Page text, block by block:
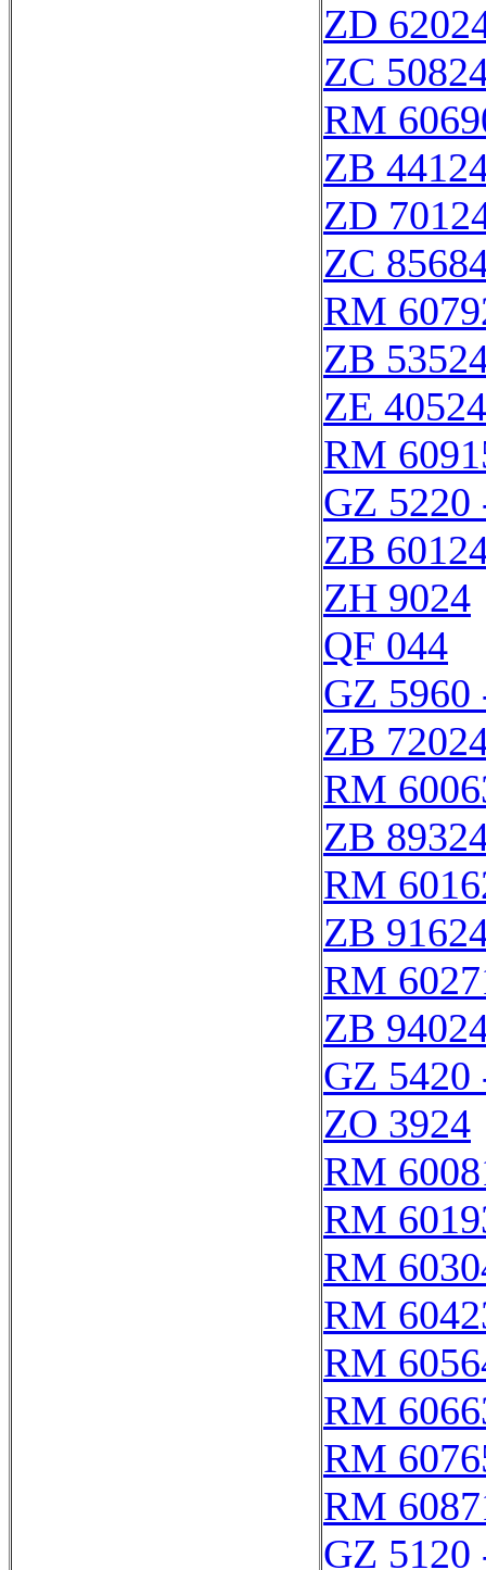
ZD
ZC
RM
ZB
ZD
ZC
RM
ZB
ZE 40524
RM
GZ 5220
ZB
ZH 9024
QF 044
GZ 5960
ZB
RM
ZB
RM
ZB
RM
ZB
GZ 5420
ZO 3924
RM
RM
RM
RM
RM
RM
RM
RM
GZ 5120